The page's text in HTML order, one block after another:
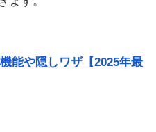
能や隠しワザ【2025年最